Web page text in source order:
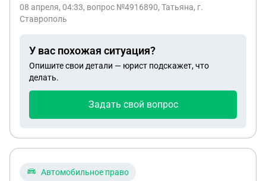
не отправляли на боевые задачи, а сидел в тылу ,
08 апреля, 04:33, вопрос №4916890, Татьяна, г.
Ставрополь
У вас похожая ситуация?
Опишите свои детали — юрист подскажет, что
делать.
Задать свой вопрос
Автомобильное право